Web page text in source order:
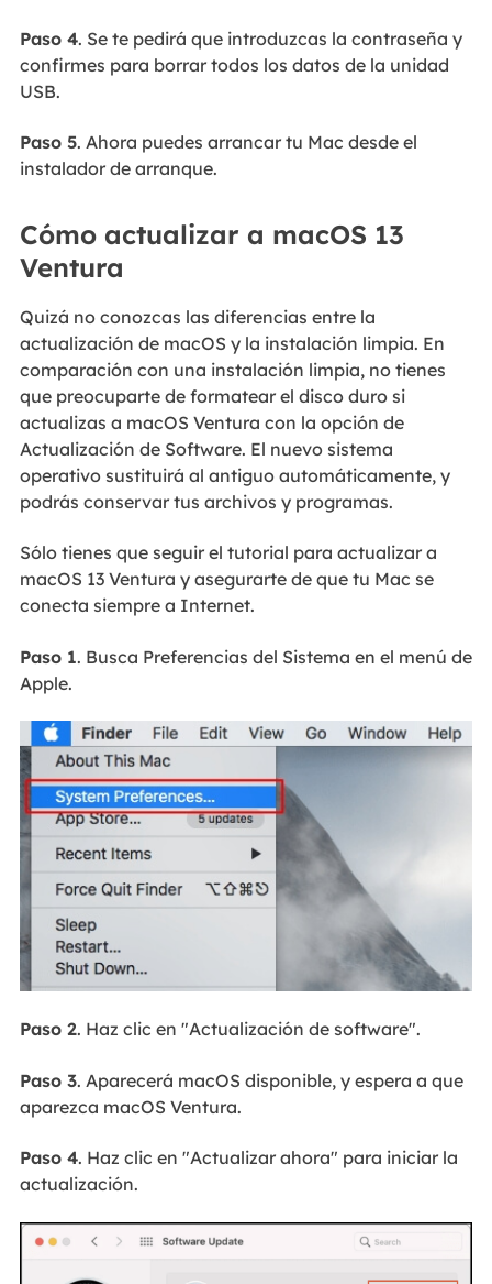
Paso 4. Se te pedirá que introduzcas la contraseña y
confirmes para borrar todos los datos de la unidad
USB.
Paso 5. Ahora puedes arrancar tu Mac desde el
instalador de arranque.
Cómo actualizar a macOS 13
Ventura
Quizá no conozcas las diferencias entre la
actualización de macOS y la instalación limpia. En
comparación con una instalación limpia, no tienes
que preocuparte de formatear el disco duro si
actualizas a macOS Ventura con la opción de
Actualización de Software. El nuevo sistema
operativo sustituirá al antiguo automáticamente, y
podrás conservar tus archivos y programas.
Sólo tienes que seguir el tutorial para actualizar a
macOS 13 Ventura y asegurarte de que tu Mac se
conecta siempre a Internet.
Paso 1. Busca Preferencias del Sistema en el menú de
Apple.
Paso 2. Haz clic en "Actualización de software".
Paso 3. Aparecerá macOS disponible, y espera a que
aparezca macOS Ventura.
Paso 4. Haz clic en "Actualizar ahora" para iniciar la
actualización.